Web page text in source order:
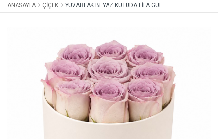
ANASAYFA ÇIÇEK YUVARLAK BEYAZ KUTUDA LILA GÜL